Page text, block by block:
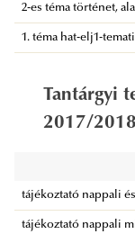
2-es téma történet,
1. téma hat-elj1-
Tantárgyi
2017/2018
tájékoztató nappali
tájékoztató nappali